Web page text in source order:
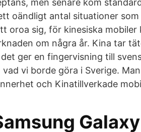
men senare kom
oändligt antal situationer
oroa sig, för kinesiska
om några år. Kina tar
ger en fingervisning till
vi borde göra i Sverige.
och Kinatillverkade